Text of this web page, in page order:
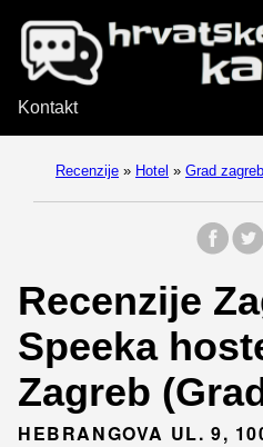
Kontakt
Recenzije » Hotel » Grad zagreb
Recenzije
Speeka
Zagreb
HEBRANGOVA UL. 9,